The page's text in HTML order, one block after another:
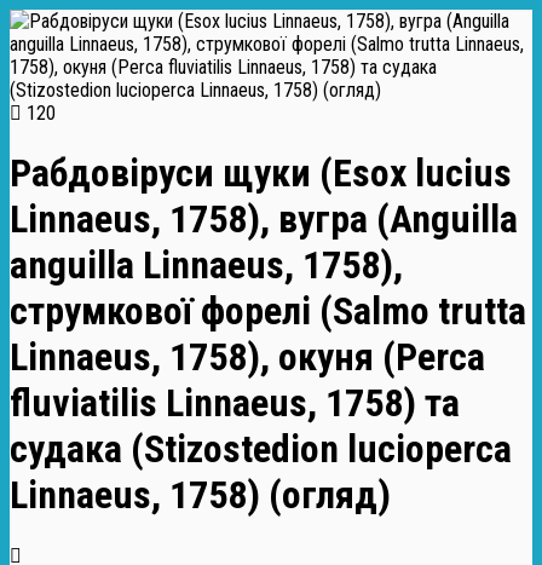
120
Рабдовіруси щуки (Esox lucius
Linnaeus, 1758), вугра (Anguilla
anguilla Linnaeus, 1758),
струмкової форелі (Salmo trutta
Linnaeus, 1758), окуня (Perca
fluviatilis Linnaeus, 1758) та
судака (Stizostedion lucioperca
Linnaeus, 1758) (огляд)